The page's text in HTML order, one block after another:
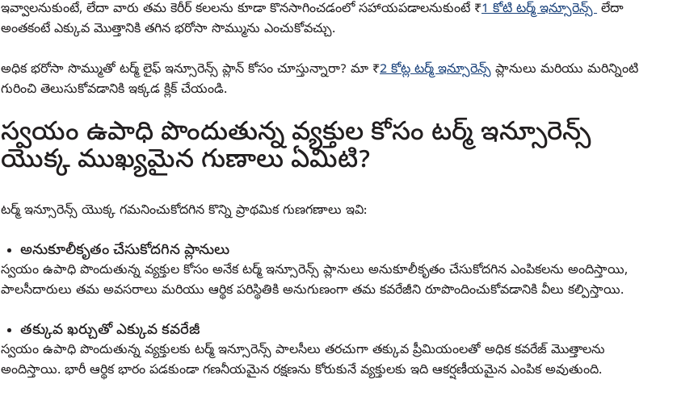
ఇవ్వాలనుకుంటే, లేదా వారు తమ కెరీర్ కలలను కూడా కొనసాగించడంలో సహాయపడాలనుకుంటే ₹1 కోటి టర్మ్ ఇన్సూరెన్స్ లేదా
అంతకంటే ఎక్కువ మొత్తానికి తగిన భరోసా సొమ్మును ఎంచుకోవచ్చు.
అధిక భరోసా సొమ్ముతో టర్మ్ లైఫ్ ఇన్సూరెన్స్ ప్లాన్ కోసం చూస్తున్నారా? మా ₹2 కోట్ల టర్మ్ ఇన్సూరెన్స్ ప్లానులు మరియు మరిన్నింటి
గురించి తెలుసుకోవడానికి ఇక్కడ క్లిక్ చేయండి.
స్వయం ఉపాధి పొందుతున్న వ్యక్తుల కోసం టర్మ్ ఇన్సూరెన్స్
యొక్క ముఖ్యమైన గుణాలు ఏమిటి?
టర్మ్ ఇన్సూరెన్స్ యొక్క గమనించుకోదగిన కొన్ని ప్రాథమిక గుణగణాలు ఇవి:
అనుకూలీకృతం చేసుకోదగిన ప్లానులు
స్వయం ఉపాధి పొందుతున్న వ్యక్తుల కోసం అనేక టర్మ్ ఇన్సూరెన్స్ ప్లానులు అనుకూలీకృతం చేసుకోదగిన ఎంపికలను అందిస్తాయి,
పాలసీదారులు తమ అవసరాలు మరియు ఆర్థిక పరిస్థితికి అనుగుణంగా తమ కవరేజీని రూపొందించుకోవడానికి వీలు కల్పిస్తాయి.
తక్కువ ఖర్చుతో ఎక్కువ కవరేజీ
స్వయం ఉపాధి పొందుతున్న వ్యక్తులకు టర్మ్ ఇన్సూరెన్స్ పాలసీలు తరచుగా తక్కువ ప్రీమియంలతో అధిక కవరేజ్ మొత్తాలను
అందిస్తాయి. భారీ ఆర్థిక భారం పడకుండా గణనీయమైన రక్షణను కోరుకునే వ్యక్తులకు ఇది ఆకర్షణీయమైన ఎంపిక అవుతుంది.